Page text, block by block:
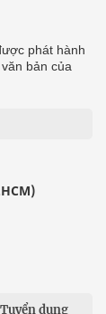
phát hành
bản của
Tuyển dụng